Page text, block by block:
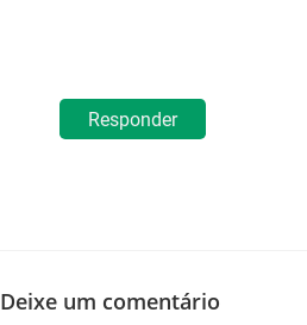
Responder
Deixe um comentário